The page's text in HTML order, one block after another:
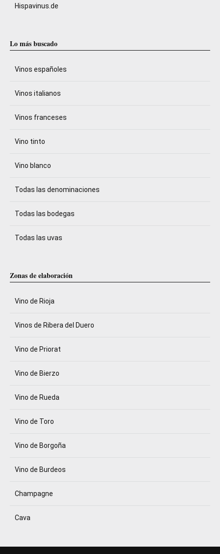
Hispavinus.de
Lo más buscado
Vinos españoles
Vinos italianos
Vinos franceses
Vino tinto
Vino blanco
Todas las denominaciones
Todas las bodegas
Todas las uvas
Zonas de elaboración
Vino de Rioja
Vinos de Ribera del Duero
Vino de Priorat
Vino de Bierzo
Vino de Rueda
Vino de Toro
Vino de Borgoña
Vino de Burdeos
Champagne
Cava